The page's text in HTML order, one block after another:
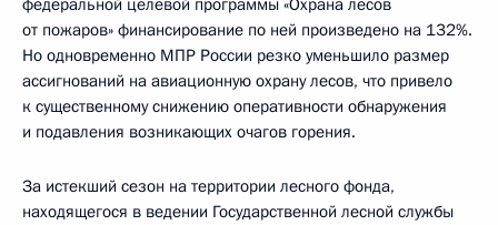
федеральной целевой программы «Охрана лесов
от пожаров» финансирование по ней произведено на 132%.
Но одновременно МПР России резко уменьшило размер
ассигнований на авиационную охрану лесов, что привело
к существенному снижению оперативности обнаружения
и подавления возникающих очагов горения.
За истекший сезон на территории лесного фонда,
находящегося в ведении Государственной лесной службы